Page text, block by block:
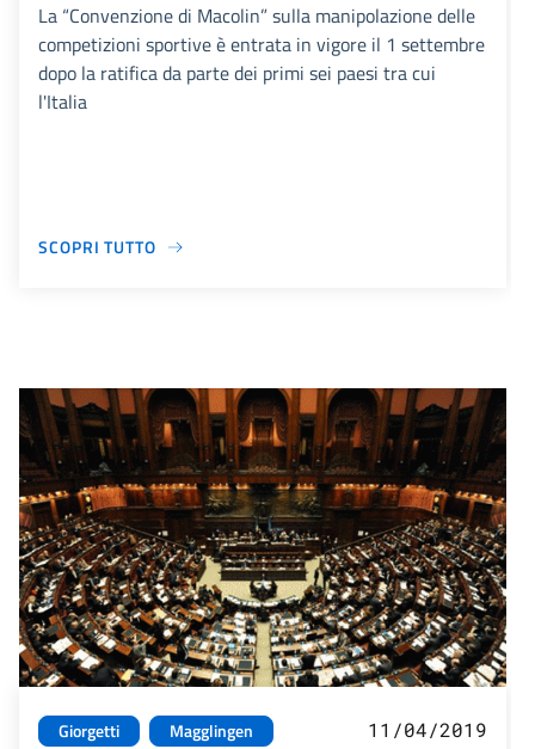
La “Convenzione di Macolin” sulla manipolazione delle
competizioni sportive è entrata in vigore il 1 settembre
dopo la ratifica da parte dei primi sei paesi tra cui
l'Italia
SCOPRI TUTTO
Giorgetti
Magglingen
11/04/2019